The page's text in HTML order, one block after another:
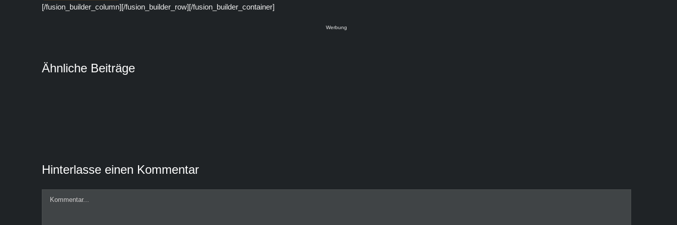
[/fusion_builder_column][/fusion_builder_row][/fusion_builder_container]
Werbung
Ähnliche Beiträge
Hinterlasse einen Kommentar
Kommentar